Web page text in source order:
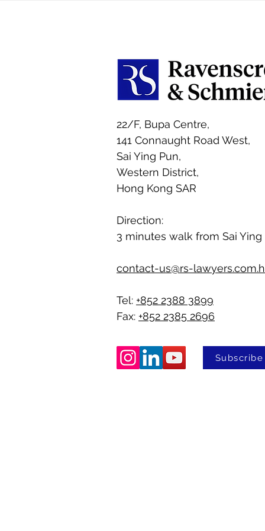
trend makes it essential to
increased
22/F, Bupa Centre,
141 Connaught Road West,
Sai Ying Pun,
Western District,
Hong Kong SAR
Direction:
3 minutes walk from Sai Ying
contact-us@rs-
Tel: +852 2388 3899
Fax: +852 2385 2696
Subscribe